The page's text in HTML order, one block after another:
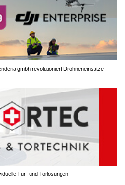
gmbh revolutioniert Drohneneinsätze
Tür- und Torlösungen